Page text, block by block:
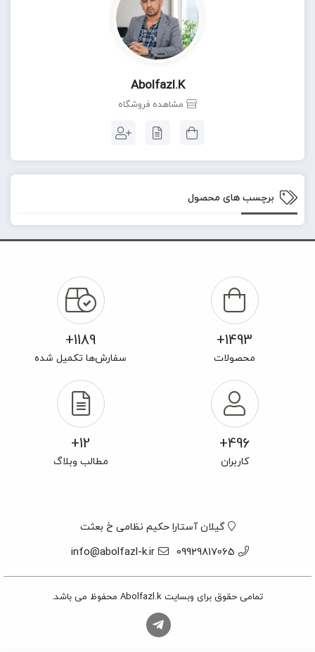
Abolfazl.k
مشاهده فروشگاه
برچسب های محصول
1493+
محصولات
1189+
سفارش‌ها تکمیل شده
496+
کاربران
12+
مطالب وبلاگ
گیلان آستارا حکیم نظامی خ بعثت
09929817065
info@abolfazl-k.ir
تمامی حقوق برای وبسایت Abolfazl.k محفوظ می باشد.